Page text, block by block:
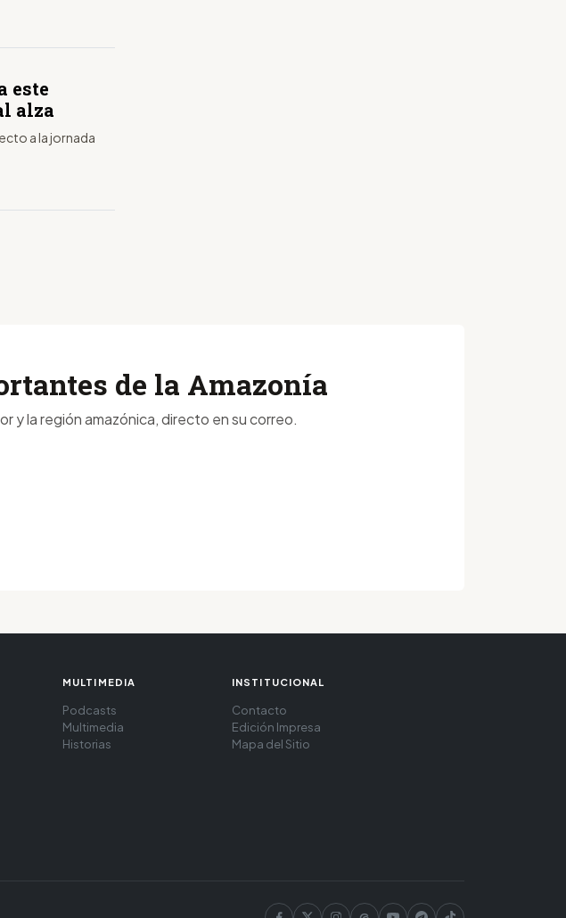
este
alza
a la jornada
de la Amazonía
y la región amazónica, directo en su correo.
MULTIMEDIA
Podcasts
Multimedia
Historias
INSTITUCIONAL
Contacto
Edición Impresa
Mapa del Sitio